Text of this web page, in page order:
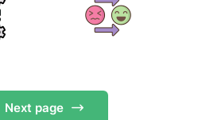
Next page